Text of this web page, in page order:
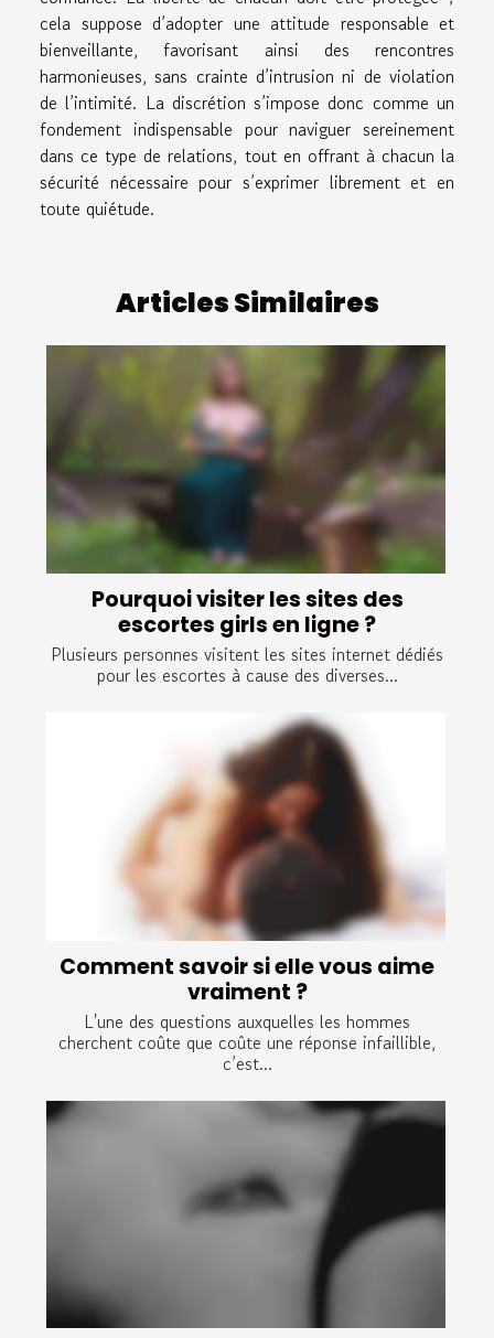
cela suppose d’adopter une attitude responsable et
bienveillante, favorisant ainsi des rencontres
harmonieuses, sans crainte d’intrusion ni de violation
de l’intimité. La discrétion s’impose donc comme un
fondement indispensable pour naviguer sereinement
dans ce type de relations, tout en offrant à chacun la
sécurité nécessaire pour s’exprimer librement et en
toute quiétude.
Articles Similaires
Pourquoi visiter les sites des
escortes girls en ligne ?
Plusieurs personnes visitent les sites internet dédiés
pour les escortes à cause des diverses...
Comment savoir si elle vous aime
vraiment ?
L'une des questions auxquelles les hommes
cherchent coûte que coûte une réponse infaillible,
c’est...